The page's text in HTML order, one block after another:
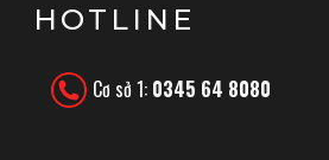
HOTLINE
Cơ sở 1: 0345 64 8080